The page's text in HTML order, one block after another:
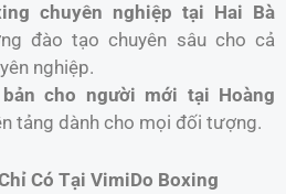
chuyên nghiệp tại Hai Bà
đào tạo chuyên sâu cho cả
nghiệp.
cho người mới tại Hoàng
tảng dành cho mọi đối tượng.
Có Tại VimiDo Boxing